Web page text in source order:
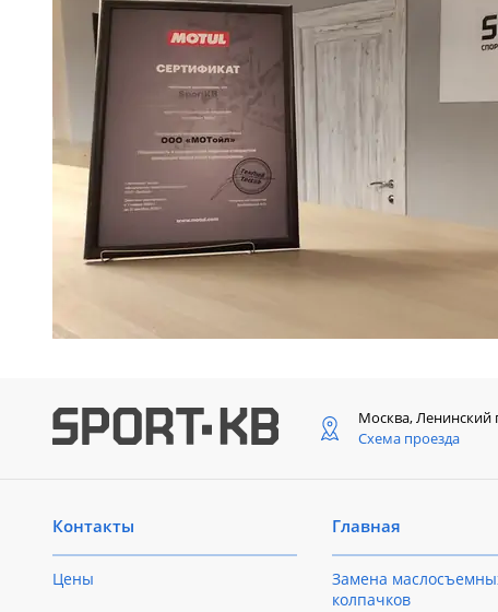
Москва, Ленинский
Схема проезда
Контакты
Цены
Главная
Замена
колпачков